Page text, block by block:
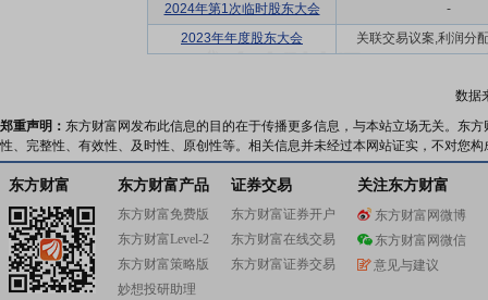
2024年第1次临时股东大会
-
2023年年度股东大会
关联交易议案,利润分
数据
郑重声明： 东方财富网发布此信息的目的在于传播更多信息，与本站立场无关。东
性、完整性、有效性、及时性、原创性等。相关信息并未经过本网站证实，不对您
东方财富 东方财富产品
东方财富免费版
东方财富Level-2
东方财富策略版
妙想投研助理
证券交易
东方财富证券开户
东方财富在线交易
东方财富证券交易
关注东方财富
东方财富网微博
东方财富网微信
意见与建议